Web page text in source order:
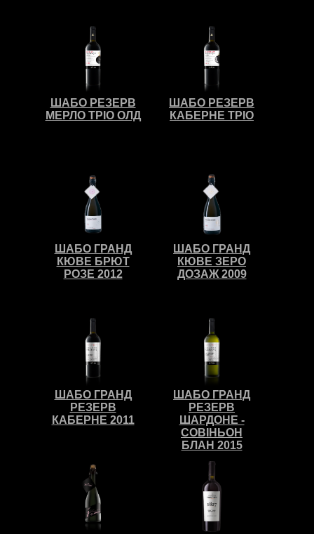
ШАБО РЕЗЕРВ
МЕРЛО ТРІО ОЛД
ШАБО РЕЗЕРВ
КАБЕРНЕ ТРІО
ШАБО ГРАНД
КЮВЕ БРЮТ
РОЗЕ 2012
ШАБО ГРАНД
КЮВЕ ЗЕРО
ДОЗАЖ 2009
ШАБО ГРАНД
РЕЗЕРВ
КАБЕРНЕ 2011
ШАБО ГРАНД
РЕЗЕРВ
ШАРДОНЕ -
СОВІНЬОН
БЛАН 2015